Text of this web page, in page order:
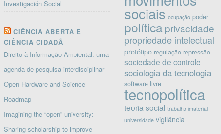
Investigación Social
CIÊNCIA ABERTA E
CIÊNCIA CIDADÃ
Direito à Informação Ambiental: uma
agenda de pesquisa interdisciplinar
Open Hardware and Science
Roadmap
Imagining the “open” university:
Sharing scholarship to improve
sociais ocupação poder
política privacidade
propriedade intelectual
protótipo regulação repressão
sociedade de controle
sociologia da tecnologia
software livre
tecnopolítica
teoria social trabalho imaterial
universidade vigilância